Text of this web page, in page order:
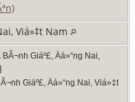
Viá»‡t Nam
BÃ¬nh Giáº£, Äá»“ng Nai,
Giáº£, Äá»“ng Nai, Viá»‡t